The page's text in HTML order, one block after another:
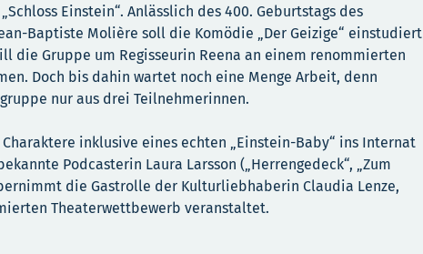
Einstein“. Anlässlich des 400. Geburtstags des
Baptiste Molière soll die Komödie „Der Geizige“ einstudiert
die Gruppe um Regisseurin Reena an einem renommierten
Doch bis dahin wartet noch eine Menge Arbeit, denn
nur aus drei Teilnehmerinnen.
inklusive eines echten „Einstein-Baby“ ins Internat
Podcasterin Laura Larsson („Herrengedeck“, „Zum
die Gastrolle der Kulturliebhaberin Claudia Lenze,
Theaterwettbewerb veranstaltet.